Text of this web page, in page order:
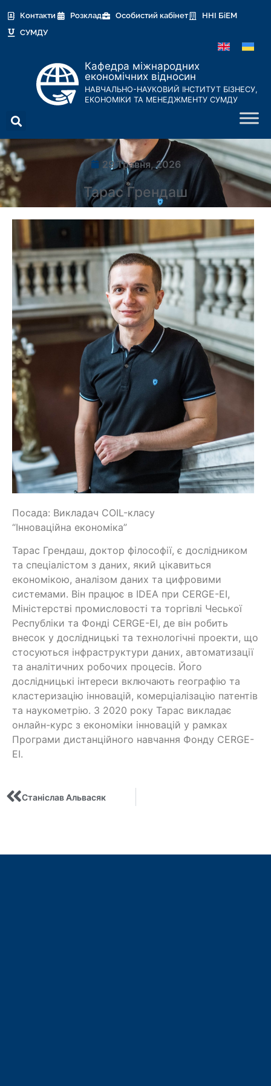
Контакти Розклад Особистий кабінет
ННІ БіЕМ
СУМДУ
Кафедра міжнародних
економічних відносин
НАВЧАЛЬНО-НАУКОВИЙ ІНСТИТУТ БІЗНЕСУ,
ЕКОНОМІКИ ТА МЕНЕДЖМЕНТУ СУМДУ
29 Травня, 2026
Тарас Грендаш
Посада: Викладач COIL-класу
“Інноваційна економіка”
Тарас Грендаш, доктор філософії, є дослідником
та спеціалістом з даних, який цікавиться
економікою, аналізом даних та цифровими
системами. Він працює в IDEA при CERGE-EI,
Міністерстві промисловості та торгівлі Чеської
Республіки та Фонді CERGE-EI, де він робить
внесок у дослідницькі та технологічні проекти, що
стосуються інфраструктури даних, автоматизації
та аналітичних робочих процесів. Його
дослідницькі інтереси включають географію та
кластеризацію інновацій, комерціалізацію патентів
та наукометрію. З 2020 року Тарас викладає
онлайн-курс з економіки інновацій у рамках
Програми дистанційного навчання Фонду CERGE-
EI.
Станіслав Альвасяк